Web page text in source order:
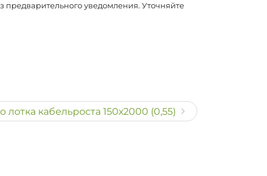
предварительного уведомления. Уточняйте
кабельроста 150х2000 (0,55)